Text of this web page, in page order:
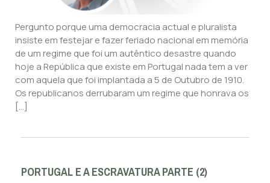
Pergunto porque uma democracia actual e pluralista
insiste em festejar e fazer feriado nacional em memória
de um regime que foi um autêntico desastre quando
hoje a República que existe em Portugal nada tem a ver
com aquela que foi implantada a 5 de Outubro de 1910.
Os republicanos derrubaram um regime que honrava os
[…]
PORTUGAL E A ESCRAVATURA PARTE (2)